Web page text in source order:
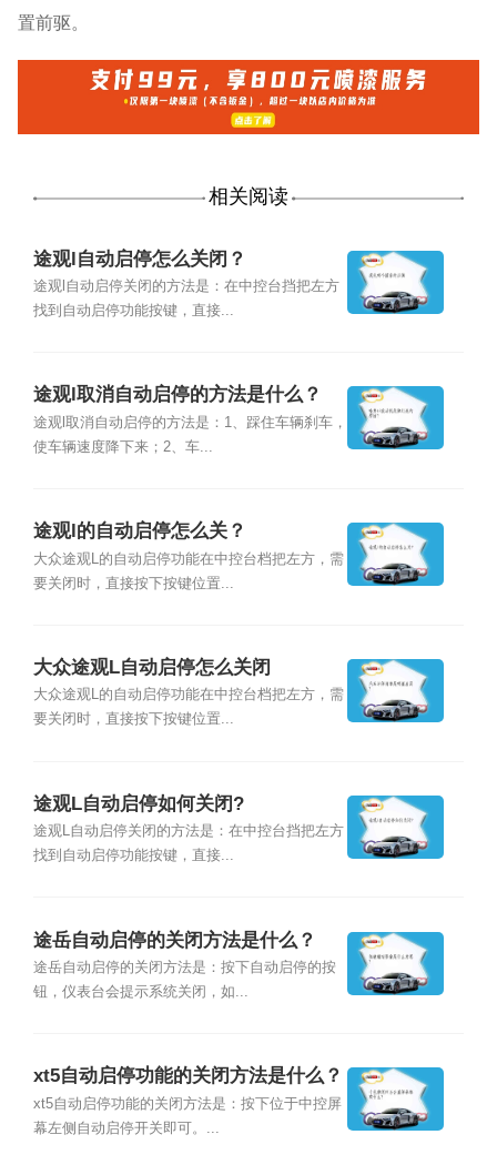
置前驱。
相关阅读
途观l自动启停怎么关闭？
途观l自动启停关闭的方法是：在中控台挡把左方
找到自动启停功能按键，直接...
途观l取消自动启停的方法是什么？
途观l取消自动启停的方法是：1、踩住车辆刹车，
使车辆速度降下来；2、车...
途观l的自动启停怎么关？
大众途观L的自动启停功能在中控台档把左方，需
要关闭时，直接按下按键位置...
大众途观L自动启停怎么关闭
大众途观L的自动启停功能在中控台档把左方，需
要关闭时，直接按下按键位置...
途观L自动启停如何关闭?
途观L自动启停关闭的方法是：在中控台挡把左方
找到自动启停功能按键，直接...
途岳自动启停的关闭方法是什么？
途岳自动启停的关闭方法是：按下自动启停的按
钮，仪表台会提示系统关闭，如...
xt5自动启停功能的关闭方法是什么？
xt5自动启停功能的关闭方法是：按下位于中控屏
幕左侧自动启停开关即可。...